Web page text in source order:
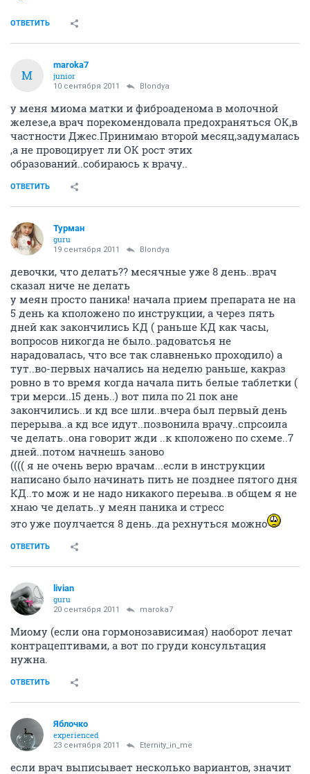
ОТВЕТИТЬ
M
maroka7
junior
10 сентября 2011 Blondya
у меня миома матки и фиброаденома в молочной
железе,а врач порекомендовала предохраняться ОК,в
частности Джес.Принимаю второй месяц,задумалась
,а не провоцирует ли ОК рост этих
образований..собираюсь к врачу..
ОТВЕТИТЬ
Турман
guru
19 сентября 2011 Blondya
девочки, что делать?? месячные уже 8 день..врач
сказал ниче не делать
у меян просто паника! начала прием препарата не на
5 день ка кположено по инструкции, а через пять
дней как закончились КД ( раньше КД как часы,
вопросов никогда не было..радоватсья не
нарадовалась, что все так славненько проходило) а
тут..во-первых начались на неделю раньше, какраз
ровно в то время когда начала пить белые таблетки (
три мерси..15 день..) вот пила по 21 пок ане
закончились..и кд все шли..вчера был первый день
перерыва..а кд все идут..позвонила врачу..спрсоила
че делать..она говорит жди ..к кположено по схеме..7
дней..потом начнешь заново
(((( я не очень верю врачам...если в инструкции
написано было начинать пить не позднее пятого дня
КД..то мож и не надо никакого переыва..в общем я не
хнаю че делать..у меян паника и стресс
это уже поулчается 8 день..да рехнуться можно
ОТВЕТИТЬ
livian
guru
20 сентября 2011 maroka7
Миому (если она гормонозависимая) наоборот лечат
контрацептивами, а вот по груди консультация
нужна.
ОТВЕТИТЬ
Яблочко
experienced
23 сентября 2011 Eternity_in_me
если врач выписывает несколько вариантов, значит